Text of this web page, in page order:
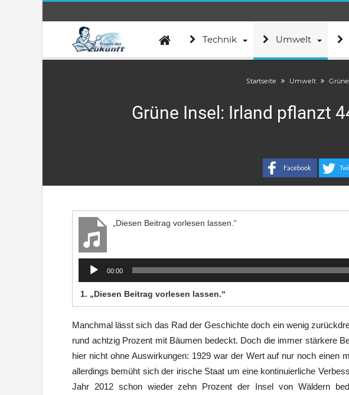
Technik Umwelt
Startseite Umwelt
Grüne Insel: Irland pflanzt
Facebook
„Diesen Beitrag vorlesen lassen.“
Audio-
Player
00:00
1. „Diesen Beitrag vorlesen lassen.“
Manchmal lässt sich das Rad der Geschichte doch ein wenig
rund achtzig Prozent mit Bäumen bedeckt. Doch die immer stärkere
hier nicht ohne Auswirkungen: 1929 war der Wert auf nur noch einen
allerdings bemüht sich der irische Staat um eine kontinuierliche
Jahr 2012 schon wieder zehn Prozent der Insel von Wäldern